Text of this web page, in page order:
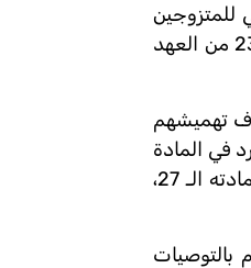
للمتزوجين
من البهائيين باعتبارهم غير متزوجين، بدعوى عدم اعتراف الدولة بالزواج بين البهائيين، والذي أشار الخطاب لمخالفته المادة 23 من العهد
تهميشهم
في المادة
18 من العهد الدولي الخاص بالحقوق المدنية والسياسية، والتمييز ضد الأقليات الدينية، المحظور بموجب نفس العهد في مادته الـ 27،
بالتوصيات